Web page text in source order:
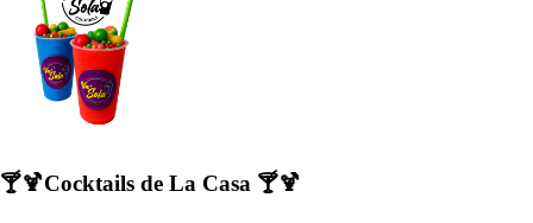
🍸🍹Cocktails de La Casa 🍸🍹